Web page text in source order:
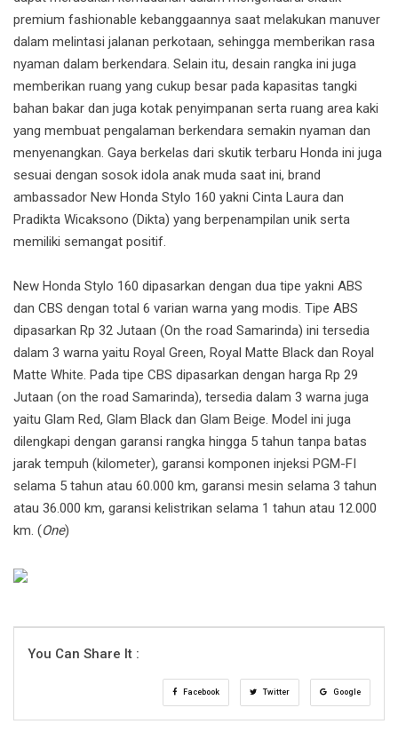
premium fashionable kebanggaannya saat melakukan manuver
dalam melintasi jalanan perkotaan, sehingga memberikan rasa
nyaman dalam berkendara. Selain itu, desain rangka ini juga
memberikan ruang yang cukup besar pada kapasitas tangki
bahan bakar dan juga kotak penyimpanan serta ruang area kaki
yang membuat pengalaman berkendara semakin nyaman dan
menyenangkan. Gaya berkelas dari skutik terbaru Honda ini juga
sesuai dengan sosok idola anak muda saat ini, brand
ambassador New Honda Stylo 160 yakni Cinta Laura dan
Pradikta Wicaksono (Dikta) yang berpenampilan unik serta
memiliki semangat positif.
New Honda Stylo 160 dipasarkan dengan dua tipe yakni ABS
dan CBS dengan total 6 varian warna yang modis. Tipe ABS
dipasarkan Rp 32 Jutaan (On the road Samarinda) ini tersedia
dalam 3 warna yaitu Royal Green, Royal Matte Black dan Royal
Matte White. Pada tipe CBS dipasarkan dengan harga Rp 29
Jutaan (on the road Samarinda), tersedia dalam 3 warna juga
yaitu Glam Red, Glam Black dan Glam Beige. Model ini juga
dilengkapi dengan garansi rangka hingga 5 tahun tanpa batas
jarak tempuh (kilometer), garansi komponen injeksi PGM-FI
selama 5 tahun atau 60.000 km, garansi mesin selama 3 tahun
atau 36.000 km, garansi kelistrikan selama 1 tahun atau 12.000
km. (One)
You Can Share It :
Facebook Twitter Google